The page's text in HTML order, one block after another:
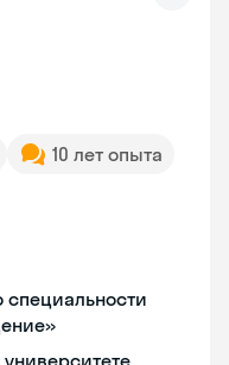
10 лет опыта
специальности